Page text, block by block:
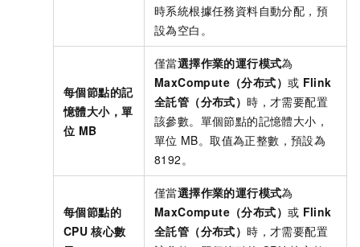
時系統根據任務資料自動分配，預
設為空白。
每個節點的記
憶體大小，單
位 MB
僅當選擇作業的運行模式為
MaxCompute（分布式） 或 Flink
全託管（分布式）時，才需要配置
該參數。單個節點的記憶體大小，
單位 MB。取值為正整數，預設為
8192。
每個節點的
CPU 核心數
僅當選擇作業的運行模式為
MaxCompute（分布式） 或 Flink
全託管（分布式）時，才需要配置